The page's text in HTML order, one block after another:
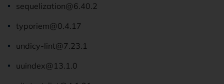
sequelization@6.40.2
typoriem@0.4.17
undicy-lint@7.23.1
uuindex@13.1.0